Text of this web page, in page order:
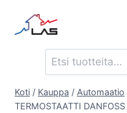
sisältöön
Etsi:
Koti / Kauppa / Automaatio
TERMOSTAATTI